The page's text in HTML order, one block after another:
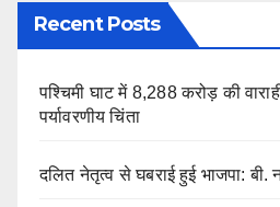
Recent Posts
पश्चिमी घाट में 8,288 करोड़ की
पर्यावरणीय चिंता
दलित नेतृत्व से घबराई हुई भाजपा: बी.